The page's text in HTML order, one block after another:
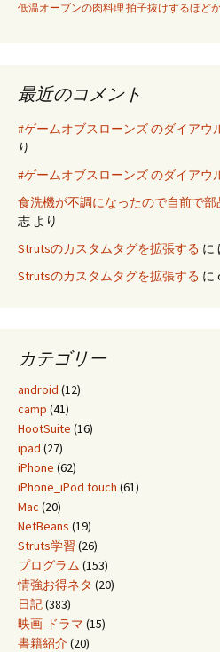
低温オーブンの肉料理 拍子抜けするほど
最近のコメント
#ゲームオブスローンズ のダイアウ
り
#ゲームオブスローンズ のダイアウ
食洗機が不調になったので自前で
志 より
Strutsのカスタムタグを拡張する に
Strutsのカスタムタグを拡張する に
カテゴリー
android (12)
camp (41)
HootSuite (16)
ipad (27)
iPhone (62)
iPhone_iPod touch (61)
Mac (20)
NetBeans (19)
Struts学習 (26)
プログラム (153)
情強お得ネタ (20)
日記(383)
映画-ドラマ (15)
書籍紹介(20)